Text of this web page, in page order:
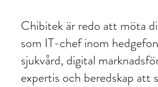
Chibitek är redo att möta
som IT-chef inom
sjukvård, digital
expertis och beredskap